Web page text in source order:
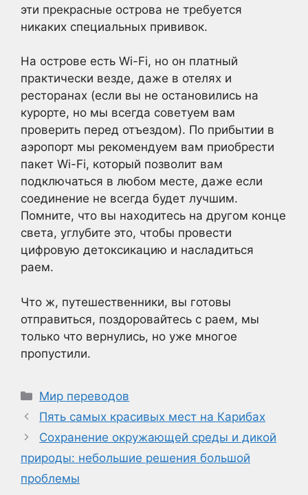
эти прекрасные острова не требуется
никаких специальных прививок.
На острове есть Wi-Fi, но он платный
практически везде, даже в отелях и
ресторанах (если вы не остановились на
курорте, но мы всегда советуем вам
проверить перед отъездом). По прибытии в
аэропорт мы рекомендуем вам приобрести
пакет Wi-Fi, который позволит вам
подключаться в любом месте, даже если
соединение не всегда будет лучшим.
Помните, что вы находитесь на другом конце
света, углубите это, чтобы провести
цифровую детоксикацию и насладиться
раем.
Что ж, путешественники, вы готовы
отправиться, поздоровайтесь с раем, мы
только что вернулись, но уже многое
пропустили.
Рубрики
Мир переводов
Пять самых красивых мест на Карибах
Сохранение окружающей среды и дикой
природы: небольшие решения большой
проблемы